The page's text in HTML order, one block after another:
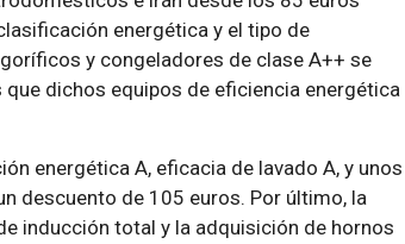
energética y el tipo de
y congeladores de clase A++ se
dichos equipos de eficiencia energética
energética A, eficacia de lavado A, y unos
descuento de 105 euros. Por último, la
inducción total y la adquisición de hornos